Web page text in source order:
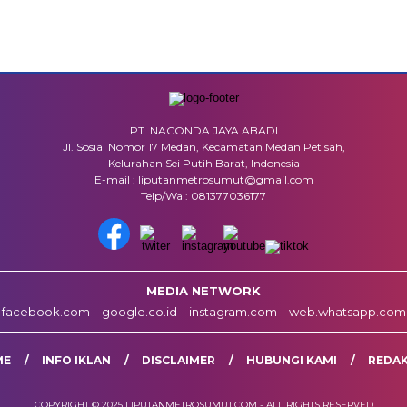
PT. NACONDA JAYA ABADI
Jl. Sosial Nomor 17 Medan, Kecamatan Medan Petisah,
Kelurahan Sei Putih Barat, Indonesia
E-mail : liputanmetrosumut@gmail.com
Telp/Wa : 081377036177
MEDIA NETWORK
facebook.com
google.co.id instagram.com web.whatsapp.com
INFO IKLAN DISCLAIMER HUBUNGI KAMI